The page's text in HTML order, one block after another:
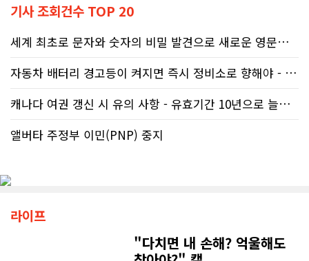
기사 조회건수 TOP 20
세계 최초로 문자와 숫자의 비밀 발견으로 새로운 영문법을 발명한 임성빈..
자동차 배터리 경고등이 켜지면 즉시 정비소로 향해야 - 주행중 차량 갑..
캐나다 여권 갱신 시 유의 사항 - 유효기간 10년으로 늘어나 편리
앨버타 주정부 이민(PNP) 중지
라이프
"다치면 내 손해? 억울해도